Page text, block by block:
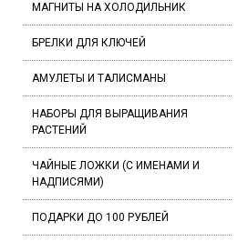
МАГНИТЫ НА ХОЛОДИЛЬНИК
БРЕЛКИ ДЛЯ КЛЮЧЕЙ
АМУЛЕТЫ И ТАЛИСМАНЫ
НАБОРЫ ДЛЯ ВЫРАЩИВАНИЯ
РАСТЕНИЙ
ЧАЙНЫЕ ЛОЖКИ (С ИМЕНАМИ И
НАДПИСЯМИ)
ПОДАРКИ ДО 100 РУБЛЕЙ